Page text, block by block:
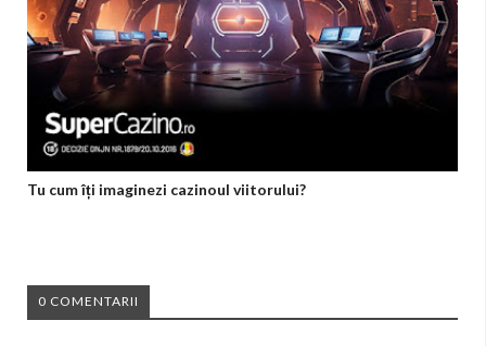
Tu cum îți imaginezi cazinoul viitorului?
0 COMENTARII